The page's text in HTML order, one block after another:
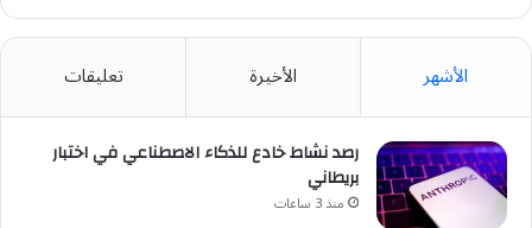
الأشهر الأخيرة تعليقات
رصد نشاط خادع للذكاء الاصطناعي في اختبار
بريطاني
منذ 3 ساعات